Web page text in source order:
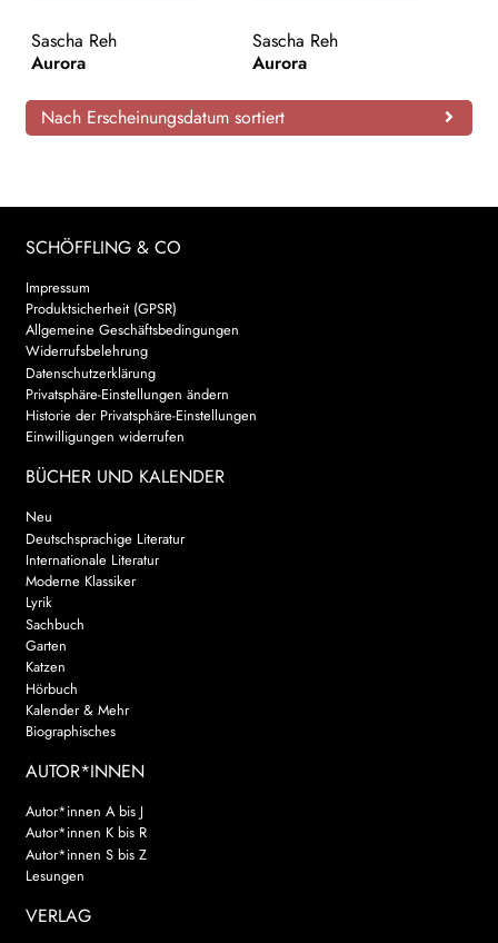
AKTUELLES
WEITERE VERLAGE
Search:
Sascha Reh
Aurora
Sascha Reh
Aurora
Nach Erscheinungsdatum sortiert
SCHÖFFLING & CO
Impressum
Produktsicherheit (GPSR)
Allgemeine Geschäftsbedingungen
Widerrufsbelehrung
Datenschutzerklärung
Privatsphäre-Einstellungen ändern
Historie der Privatsphäre-Einstellungen
Einwilligungen widerrufen
BÜCHER UND KALENDER
Neu
Deutschsprachige Literatur
Internationale Literatur
Moderne Klassiker
Lyrik
Sachbuch
Garten
Katzen
Hörbuch
Kalender & Mehr
Biographisches
AUTOR*INNEN
Autor*innen A bis J
Autor*innen K bis R
Autor*innen S bis Z
Lesungen
VERLAG